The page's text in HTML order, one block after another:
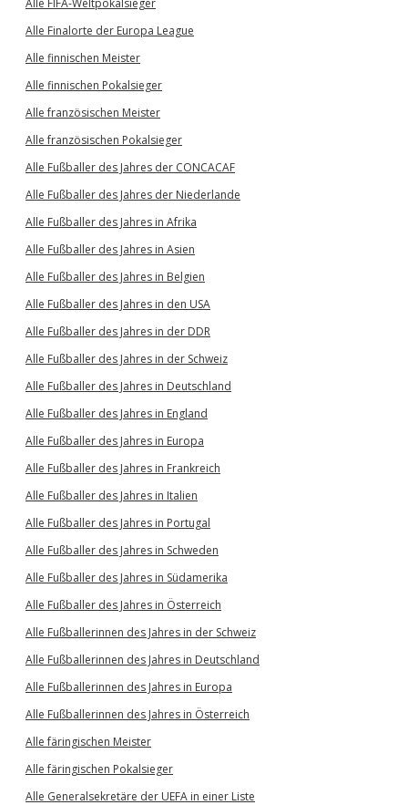
Alle FIFA-Weltpokalsieger
Alle Finalorte der Europa League
Alle finnischen Meister
Alle finnischen Pokalsieger
Alle französischen Meister
Alle französischen Pokalsieger
Alle Fußballer des Jahres der CONCACAF
Alle Fußballer des Jahres der Niederlande
Alle Fußballer des Jahres in Afrika
Alle Fußballer des Jahres in Asien
Alle Fußballer des Jahres in Belgien
Alle Fußballer des Jahres in den USA
Alle Fußballer des Jahres in der DDR
Alle Fußballer des Jahres in der Schweiz
Alle Fußballer des Jahres in Deutschland
Alle Fußballer des Jahres in England
Alle Fußballer des Jahres in Europa
Alle Fußballer des Jahres in Frankreich
Alle Fußballer des Jahres in Italien
Alle Fußballer des Jahres in Portugal
Alle Fußballer des Jahres in Schweden
Alle Fußballer des Jahres in Südamerika
Alle Fußballer des Jahres in Österreich
Alle Fußballerinnen des Jahres in der Schweiz
Alle Fußballerinnen des Jahres in Deutschland
Alle Fußballerinnen des Jahres in Europa
Alle Fußballerinnen des Jahres in Österreich
Alle färingischen Meister
Alle färingischen Pokalsieger
Alle Generalsekretäre der UEFA in einer Liste